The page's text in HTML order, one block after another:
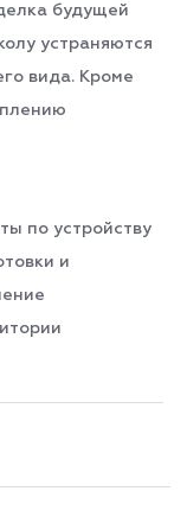
будущей
устраняются
вида. Кроме
по устройству
и